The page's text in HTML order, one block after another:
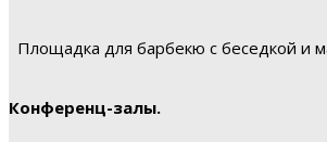
Площадка для барбекю с беседкой и
Конференц-залы.